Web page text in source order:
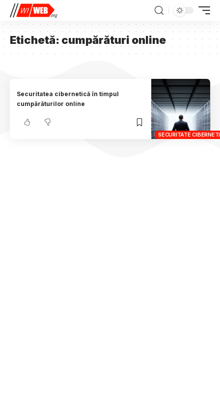
Etichetă: cumpărături online
SECURITATE
Securitatea cibernetică în timpul
cumpărăturilor online